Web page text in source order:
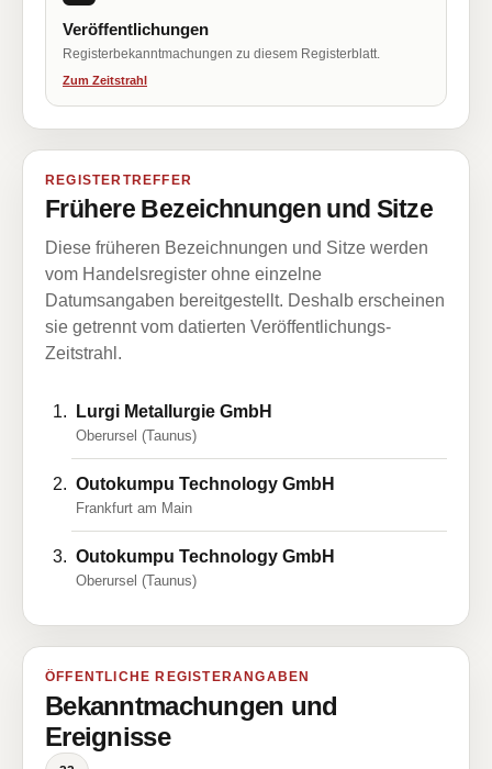
Veröffentlichungen
Registerbekanntmachungen zu diesem Registerblatt.
Zum Zeitstrahl
REGISTERTREFFER
Frühere Bezeichnungen und Sitze
Diese früheren Bezeichnungen und Sitze werden
vom Handelsregister ohne einzelne
Datumsangaben bereitgestellt. Deshalb erscheinen
sie getrennt vom datierten Veröffentlichungs-
Zeitstrahl.
Lurgi Metallurgie GmbH
Oberursel (Taunus)
Outokumpu Technology GmbH
Frankfurt am Main
Outokumpu Technology GmbH
Oberursel (Taunus)
ÖFFENTLICHE REGISTERANGABEN
Bekanntmachungen und
Ereignisse